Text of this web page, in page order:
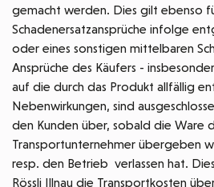
gemacht werden. Dies gilt ebenso
Schadenersatzansprüche infolge
oder eines sonstigen mittelbaren
Ansprüche des Käufers -
auf die durch das Produkt allfällig
Nebenwirkungen, sind
den Kunden über, sobald die Ware
Transportunternehmer übergeben
resp. den Betrieb verlassen hat.
Rössli Illnau die Transportkosten